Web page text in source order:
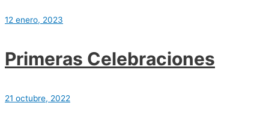
12 enero, 2023
Primeras Celebraciones
21 octubre, 2022